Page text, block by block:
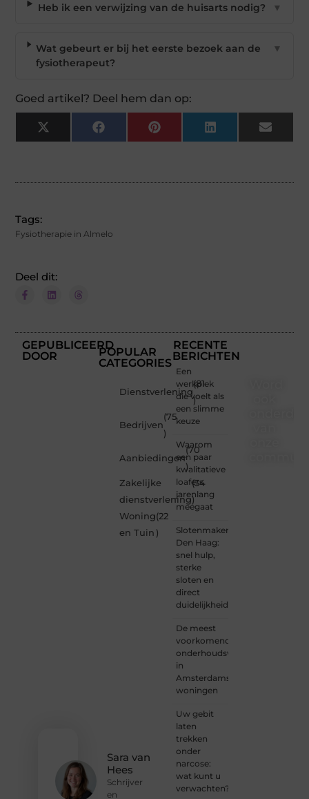
Heb ik een verwijzing van de huisarts nodig? ▼
Wat gebeurt er bij het eerste bezoek aan de
fysiotherapeut?
▼
Goed artikel? Deel hem dan op:
X
(Twitter)
Facebook Pinterest LinkedIn Email
Tags:
Fysiotherapie in Almelo
Deel dit:
GEPUBLICEERD
DOOR
Sara van
Hees
Schrijver
en
POPULAR
CATEGORIES
Dienstverlening
(81
)
Bedrijven
(75
)
Aanbiedingen
(70
)
Zakelijke
dienstverlening
(34
)
Woning
en Tuin
(22
)
RECENTE
BERICHTEN
Een
werkplek
die voelt als
een slimme
keuze
Waarom
een paar
kwalitatieve
loafers
jarenlang
meegaat
Slotenmaker
Den Haag:
snel hulp,
sterke
sloten en
direct
duidelijkheid
De meest
voorkomende
onderhoudswerkzaamheden
in
Amsterdamse
woningen
Uw gebit
laten
trekken
onder
narcose:
wat kunt u
verwachten?